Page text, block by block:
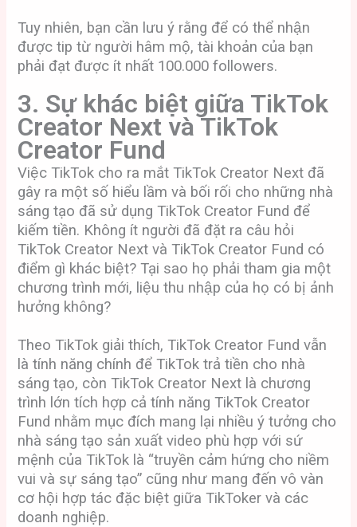
Tuy nhiên, bạn cần lưu ý rằng để có thể nhận
được tip từ người hâm mộ, tài khoản của bạn
phải đạt được ít nhất 100.000 followers.
3. Sự khác biệt giữa TikTok
Creator Next và TikTok
Creator Fund
Việc TikTok cho ra mắt TikTok Creator Next đã
gây ra một số hiểu lầm và bối rối cho những nhà
sáng tạo đã sử dụng TikTok Creator Fund để
kiếm tiền. Không ít người đã đặt ra câu hỏi
TikTok Creator Next và TikTok Creator Fund có
điểm gì khác biệt? Tại sao họ phải tham gia một
chương trình mới, liệu thu nhập của họ có bị ảnh
hưởng không?
Theo TikTok giải thích, TikTok Creator Fund vẫn
là tính năng chính đểTikTok trả tiền cho nhà
sáng tạo, còn TikTok Creator Next là chương
trình lớn tích hợp cả tính năng TikTok Creator
Fund nhằm mục đích mang lại nhiều ý tưởng cho
nhà sáng tạo sản xuất video phù hợp với sứ
mệnh của TikTok là “truyền cảm hứng cho niềm
vui và sự sáng tạo” cũng như mang đến vô vàn
cơ hội hợp tác đặc biệt giữa TikToker và các
doanh nghiệp.